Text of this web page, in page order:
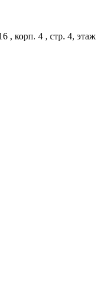
, корп. 4 , стр. 4, этаж